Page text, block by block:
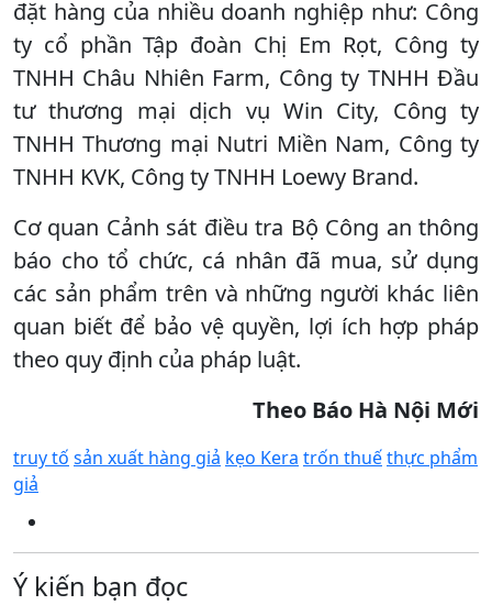
đặt hàng của nhiều doanh nghiệp như: Công
ty cổ phần Tập đoàn Chị Em Rọt, Công ty
TNHH Châu Nhiên Farm, Công ty TNHH Đầu
tư thương mại dịch vụ Win City, Công ty
TNHH Thương mại Nutri Miền Nam, Công ty
TNHH KVK, Công ty TNHH Loewy Brand.
Cơ quan Cảnh sát điều tra Bộ Công an thông
báo cho tổ chức, cá nhân đã mua, sử dụng
các sản phẩm trên và những người khác liên
quan biết để bảo vệ quyền, lợi ích hợp pháp
theo quy định của pháp luật.
Theo Báo Hà Nội Mới
truy tố sản xuất hàng giả kẹo Kera trốn thuếthực phẩm
giả
Ý kiến bạn đọc